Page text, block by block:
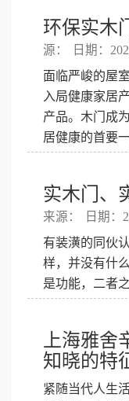
环保实木
源：
日期：
面临严峻的屋
入局健康家居
产品。木门成
居健康的首要一
实木门、
来源：
日期：
有装潢的同伙
样，并没有什
是功能，二者
上海雅
知晓的特
紧随当代人生